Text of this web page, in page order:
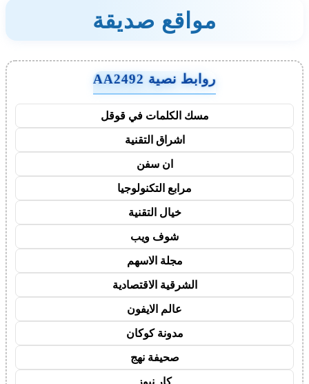
مواقع صديقة
روابط نصية AA2492
مسك الكلمات في قوقل
اشراق التقنية
ان سفن
مرابع التكنولوجيا
خيال التقنية
شوف ويب
مجلة الاسهم
الشرقية الاقتصادية
عالم الايفون
مدونة كوكان
صحيفة نهج
كار نيوز